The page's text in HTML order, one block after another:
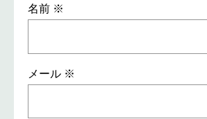
名前 ※
メール ※